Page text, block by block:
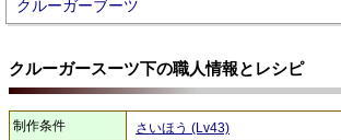
クルーガーブーツ
クルーガースーツ下の職人情報とレシピ
制作条件 さいほう (Lv43)